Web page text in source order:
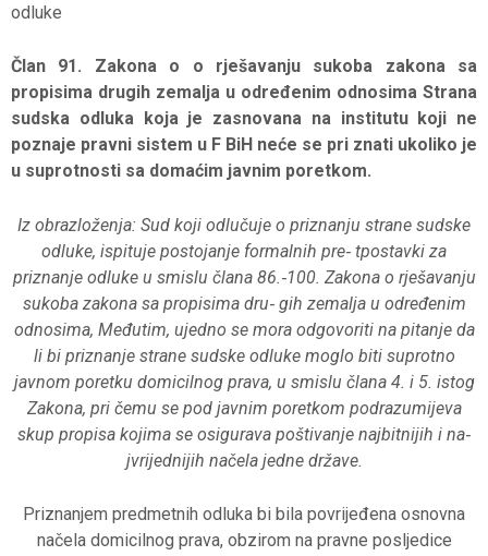
odluke
Član 91. Zakona o o rješavanju sukoba zakona sa
propisima drugih zemalja u određenim odnosima Strana
sudska odluka koja je zasnovana na institutu koji ne
poznaje pravni sistem u F BiH neće se pri znati ukoliko je
u suprotnosti sa domaćim javnim poretkom.
Iz obrazloženja: Sud koji odlučuje o priznanju strane sudske
odluke, ispituje postojanje formalnih pre‐ tpostavki za
priznanje odluke u smislu člana 86.‐100. Zakona o rješavanju
sukoba zakona sa propisima dru‐ gih zemalja u određenim
odnosima, Međutim, ujedno se mora odgovoriti na pitanje da
li bi priznanje strane sudske odluke moglo biti suprotno
javnom poretku domicilnog prava, u smislu člana 4. i 5. istog
Zakona, pri čemu se pod javnim poretkom podrazumijeva
skup propisa kojima se osigurava poštivanje najbitnijih i na‐
jvrijednijih načela jedne države.
Priznanjem predmetnih odluka bi bila povrijeđena osnovna
načela domicilnog prava, obzirom na pravne posljedice